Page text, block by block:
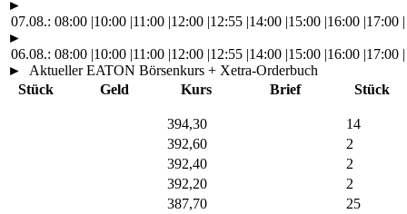
►
07.08.: 08:00 |10:00 |11:00 |12:00 |12:55 |14:00 |15:00 |16:00 |17:00 |
►
06.08.: 08:00 |10:00 |11:00 |12:00 |12:55 |14:00 |15:00 |16:00 |17:00 |
►
Aktueller EATON Börsenkurs + Xetra-Orderbuch
Stück
Geld Kurs Brief Stück
394,30
14
392,60
2
392,40
2
392,20
2
387,70
25